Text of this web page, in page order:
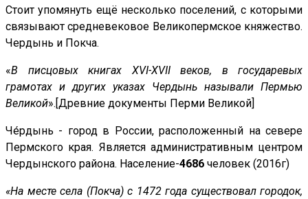
Стоит упомянуть ещё несколько поселений, с которыми
связывают средневековое Великопермское княжество.
Чердынь и Покча.
«В писцовых книгах XVI-XVII веков, в государевых
грамотах и других указах Чердынь называли Пермью
Великой».[Древние документы Перми Великой]
Че́рдынь - город в России, расположенный на севере
Пермского края. Является административным центром
Чердынского района. Население-4686 человек (2016г)
«На месте села (Покча) с 1472 года существовал городок,